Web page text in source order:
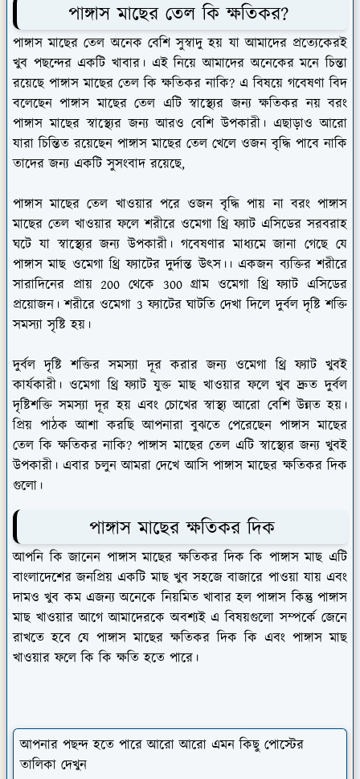
পাঙ্গাস মাছের তেল কি ক্ষতিকর?
পাঙ্গাস মাছের তেল অনেক বেশি সুস্বাদু হয় যা আমাদের প্রত্যেকেরই
খুব পছন্দের একটি খাবার। এই নিয়ে আমাদের অনেকের মনে চিন্তা
রয়েছে পাঙ্গাস মাছের তেল কি ক্ষতিকর নাকি? এ বিষয়ে গবেষণা বিদ
বলেছেন পাঙ্গাস মাছের তেল এটি স্বাস্থ্যের জন্য ক্ষতিকর নয় বরং
পাঙ্গাস মাছের স্বাস্থ্যের জন্য আরও বেশি উপকারী। এছাড়াও আরো
যারা চিন্তিত রয়েছেন পাঙ্গাস মাছের তেল খেলে ওজন বৃদ্ধি পাবে নাকি
তাদের জন্য একটি সুসংবাদ রয়েছে,
পাঙ্গাস মাছের তেল খাওয়ার পরে ওজন বৃদ্ধি পায় না বরং পাঙ্গাস
মাছের তেল খাওয়ার ফলে শরীরে ওমেগা থ্রি ফ্যাট এসিডের সরবরাহ
ঘটে যা স্বাস্থ্যের জন্য উপকারী। গবেষণার মাধ্যমে জানা গেছে যে
পাঙ্গাস মাছ ওমেগা থ্রি ফ্যাটের দুর্দান্ত উৎস।। একজন ব্যক্তির শরীরে
সারাদিনের প্রায় 200 থেকে 300 গ্রাম ওমেগা থ্রি ফ্যাট এসিডের
প্রয়োজন। শরীরে ওমেগা 3 ফ্যাটের ঘাটতি দেখা দিলে দুর্বল দৃষ্টি শক্তি
সমস্যা সৃষ্টি হয়।
দুর্বল দৃষ্টি শক্তির সমস্যা দূর করার জন্য ওমেগা থ্রি ফ্যাট খুবই
কার্যকারী। ওমেগা থ্রি ফ্যাট যুক্ত মাছ খাওয়ার ফলে খুব দ্রুত দুর্বল
দৃষ্টিশক্তি সমস্যা দূর হয় এবং চোখের স্বাস্থ্য আরো বেশি উন্নত হয়।
প্রিয় পাঠক আশা করছি আপনারা বুঝতে পেরেছেন পাঙ্গাস মাছের
তেল কি ক্ষতিকর নাকি? পাঙ্গাস মাছের তেল এটি স্বাস্থ্যের জন্য খুবই
উপকারী। এবার চলুন আমরা দেখে আসি পাঙ্গাস মাছের ক্ষতিকর দিক
গুলো।
পাঙ্গাস মাছের ক্ষতিকর দিক
আপনি কি জানেন পাঙ্গাস মাছের ক্ষতিকর দিক কি পাঙ্গাস মাছ এটি
বাংলাদেশের জনপ্রিয় একটি মাছ খুব সহজে বাজারে পাওয়া যায় এবং
দামও খুব কম এজন্য অনেকে নিয়মিত খাবার হল পাঙ্গাস কিন্তু পাঙ্গাস
মাছ খাওয়ার আগে আমাদেরকে অবশ্যই এ বিষয়গুলো সম্পর্কে জেনে
রাখতে হবে যে পাঙ্গাস মাছের ক্ষতিকর দিক কি এবং পাঙ্গাস মাছ
খাওয়ার ফলে কি কি ক্ষতি হতে পারে।
আপনার পছন্দ হতে পারে আরো আরো এমন কিছু পোস্টের
তালিকা দেখুন